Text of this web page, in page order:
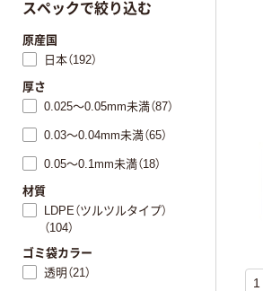
スペックで絞り込む
原産国
日本（192）
厚さ
0.025～0.05mm未満（87）
0.03～0.04mm未満（65）
0.05～0.1mm未満（18）
材質
LDPE（ツルツルタイプ）
（104）
ゴミ袋カラー
透明（21）